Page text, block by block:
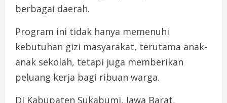
berbagai daerah.
Program ini tidak hanya memenuhi
kebutuhan gizi masyarakat, terutama anak-
anak sekolah, tetapi juga memberikan
peluang kerja bagi ribuan warga.
Di Kabupaten Sukabumi, Jawa Barat,